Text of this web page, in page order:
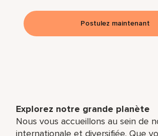
Explorez notre grande planète
Nous vous accueillons au sein de
internationale et diversifiée. Que
Postulez maintenant